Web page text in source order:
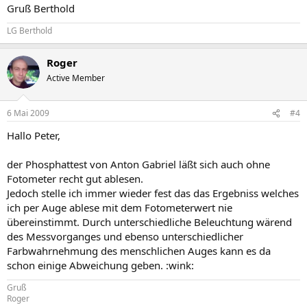
Gruß Berthold
LG Berthold
Roger
Active Member
6 Mai 2009 #4
Hallo Peter,
der Phosphattest von Anton Gabriel läßt sich auch ohne
Fotometer recht gut ablesen.
Jedoch stelle ich immer wieder fest das das Ergebniss welches
ich per Auge ablese mit dem Fotometerwert nie
übereinstimmt. Durch unterschiedliche Beleuchtung wärend
des Messvorganges und ebenso unterschiedlicher
Farbwahrnehmung des menschlichen Auges kann es da
schon einige Abweichung geben. :wink:
Gruß
Roger